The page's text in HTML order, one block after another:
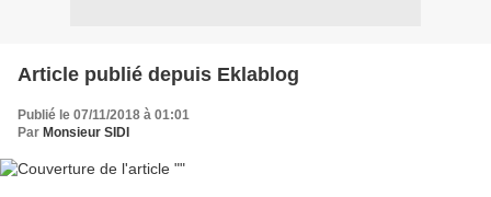
Article publié depuis Eklablog
Publié le 07/11/2018 à 01:01
Par Monsieur SIDI